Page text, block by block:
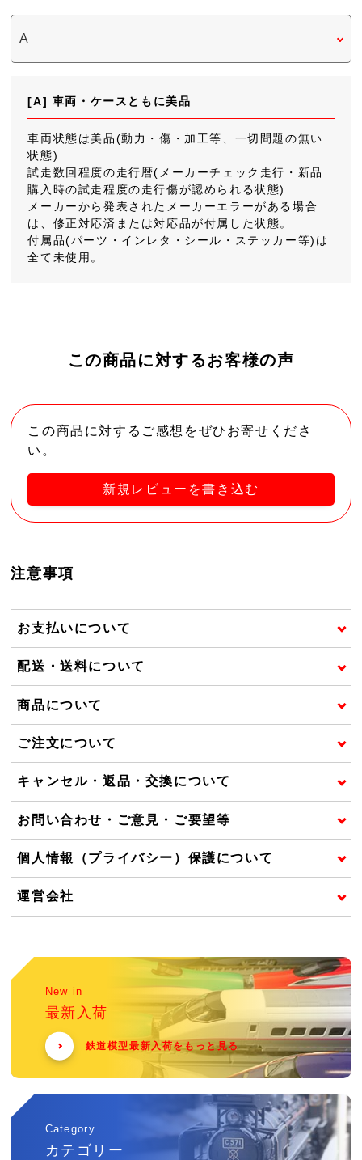
[A] 車両・ケースともに美品
車両状態は美品(動力・傷・加工等、一切問題の無い
状態)
試走数回程度の走行暦(メーカーチェック走行・新品
購入時の試走程度の走行傷が認められる状態)
メーカーから発表されたメーカーエラーがある場合
は、修正対応済または対応品が付属した状態。
付属品(パーツ・インレタ・シール・ステッカー等)は
全て未使用。
この商品に対するお客様の声
この商品に対するご感想をぜひお寄せくださ
い。
新規レビューを書き込む
注意事項
お支払いについて
配送・送料について
商品について
ご注文について
キャンセル・返品・交換について
お問い合わせ・ご意見・ご要望等
個人情報（プライバシー）保護について
運営会社
New in
最新入荷
鉄道模型最新入荷をもっと見る
Category
カテゴリー